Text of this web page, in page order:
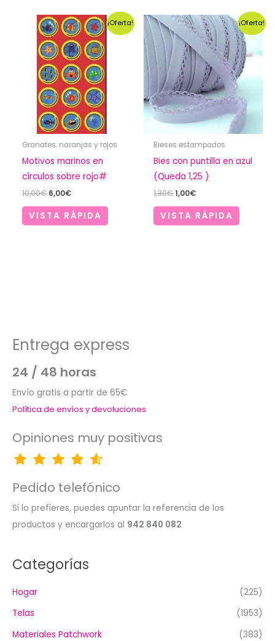
¡Oferta!
Granates. naranjas y rojos
Motivos marinos en
círculos sobre rojo#
10,00€ El
original
era:
6,00€El
actual
es:
VISTA RÁPIDA
¡Oferta!
Bieses estampados
Bies con puntilla en azul
(Queda 1,25 )
1,30€El
original
era:
1,00€El
actual
es:
VISTA RÁPIDA
Entrega express
24 / 48 horas
Envío gratis a partir de 65€
Política de envíos y devoluciones
Opiniones muy positivas
Pedido telefónico
Si lo prefieres, puedes apuntar la referencia de los
productos y encargarlos al 942 840 082
Categorías
Hogar
(225)
Telas
(1953)
Materiales Patchwork
(383)